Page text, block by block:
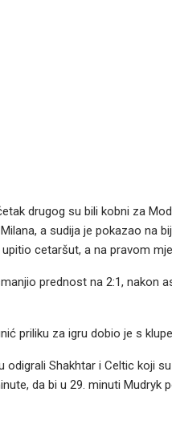
drugog su bili kobni za
a sudija je pokazao na
cetaršut, a na pravom
prednost na 2:1, nakon
priliku za igru dobio je s
odigrali Shakhtar i Celtic koji
da bi u 29. minuti Mudryk